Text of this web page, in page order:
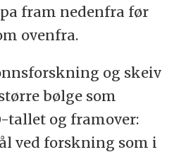
fram nedenfra før
ovenfra.
og skeiv
bølge som
tallet og framover:
ved forskning som i